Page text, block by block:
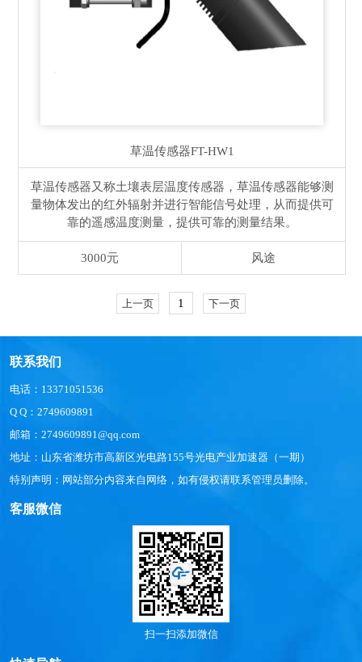
草温传感器FT-HW1
草温传感器又称土壤表层温度传感器，草温传感器能够测
量物体发出的红外辐射并进行智能信号处理，从而提供可
靠的遥感温度测量，提供可靠的测量结果。
3000元 风途
上一页 1 下一页
联系我们
电话：13371051536
Q Q：2749609891
邮箱：2749609891@qq.com
地址：山东省潍坊市高新区光电路155号光电产业加速器（一期）
特别声明：网站部分内容来自网络，如有侵权请联系管理员删除。
客服微信
扫一扫添加微信